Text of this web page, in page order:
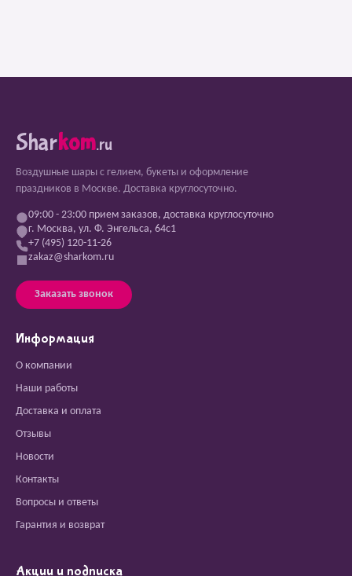
Sharkom.ru
Воздушные шары с гелием, букеты и оформление
праздников в Москве. Доставка круглосуточно.
09:00 - 23:00 прием заказов, доставка круглосуточно
г. Москва, ул. Ф. Энгельса, 64с1
+7 (495) 120-11-26
zakaz@sharkom.ru
Заказать звонок
Информация
О компании
Наши работы
Доставка и оплата
Отзывы
Новости
Контакты
Вопросы и ответы
Гарантия и возврат
Акции и подписка